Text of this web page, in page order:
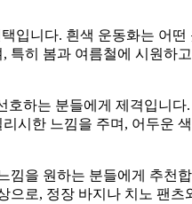
입니다. 흰색 운동화는 어
히 봄과 여름철에 시원
하는 분들에게 제격입니
시한 느낌을 주며, 어두운
을 원하는 분들에게 추
로, 정장 바지나 치노 팬